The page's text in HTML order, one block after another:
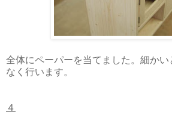
全体にペーパーを当てました。細か
なく行います。
４